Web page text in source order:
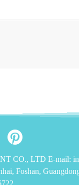
CO., LTD E-mail:
Foshan,